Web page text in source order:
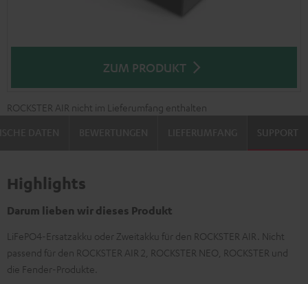
ZUM PRODUKT
ROCKSTER AIR nicht im Lieferumfang enthalten
SUPPORT
Highlights
Darum lieben wir dieses Produkt
LiFePO4-Ersatzakku oder Zweitakku für den ROCKSTER AIR. Nicht
passend für den ROCKSTER AIR 2, ROCKSTER NEO, ROCKSTER und
die Fender-Produkte.